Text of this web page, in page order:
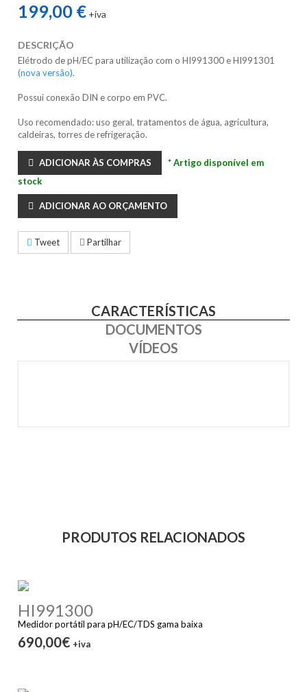
199,00 € +iva
DESCRIÇÃO
Elétrodo de pH/EC para utilização com o HI991300 e HI991301
(nova versão).
Possui conexão DIN e corpo em PVC.
Uso recomendado: uso geral, tratamentos de água, agricultura,
caldeiras, torres de refrigeração.
ADICIONAR ÀS COMPRAS
* Artigo disponível em
stock
ADICIONAR AO ORÇAMENTO
Tweet Partilhar
CARACTERÍSTICAS
DOCUMENTOS
VÍDEOS
PRODUTOS RELACIONADOS
HI991300
Medidor portátil para pH/EC/TDS gama baixa
690,00€ +iva